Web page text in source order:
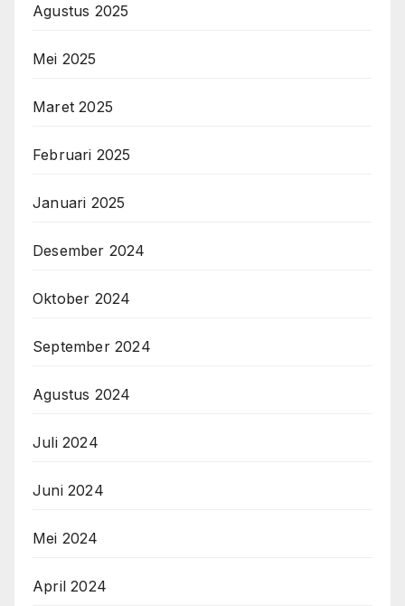
Agustus 2025
Mei 2025
Maret 2025
Februari 2025
Januari 2025
Desember 2024
Oktober 2024
September 2024
Agustus 2024
Juli 2024
Juni 2024
Mei 2024
April 2024